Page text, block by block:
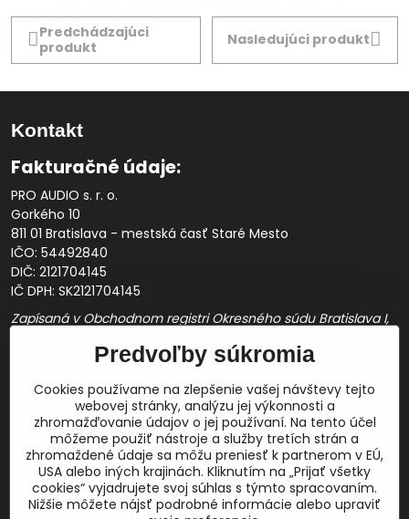
Predchádzajúci
produkt
Nasledujúci produkt
Kontakt
Fakturačné údaje:
PRO AUDIO s. r. o.
Gorkého 10
811 01 Bratislava - mestská časť Staré Mesto
IČO: 54492840
DIČ: 2121704145
IČ DPH: SK2121704145
Zapísaná v Obchodnom registri Okresného súdu Bratislava I,
Prevádzková doba: pracovné dni10:00 - 14:00
E-mail:
obchod@proaudio.sk
Bankové spojenie:
Slovenská sporiteľňa, a.s.
IBAN: SK48 0900 0000 0051 9050 9782
SWIFT: GIBASKBX
Predvoľby súkromia
Cookies používame na zlepšenie vašej návštevy tejto
webovej stránky, analýzu jej výkonnosti a
zhromažďovanie údajov o jej používaní. Na tento účel
môžeme použiť nástroje a služby tretích strán a
zhromaždené údaje sa môžu preniesť k partnerom v EÚ,
USA alebo iných krajinách. Kliknutím na „Prijať všetky
cookies“ vyjadrujete svoj súhlas s týmto spracovaním.
Nižšie môžete nájsť podrobné informácie alebo upraviť